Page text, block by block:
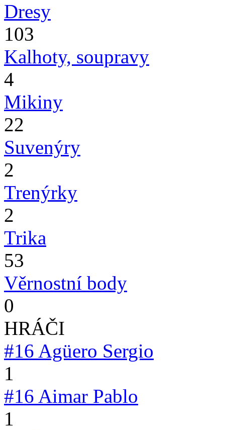
Dresy
103
Kalhoty, soupravy
4
Mikiny
22
Suvenýry
2
Trenýrky
2
Trika
53
Věrnostní body
0
HRÁČI
#16 Agüero Sergio
1
#16 Aimar Pablo
1